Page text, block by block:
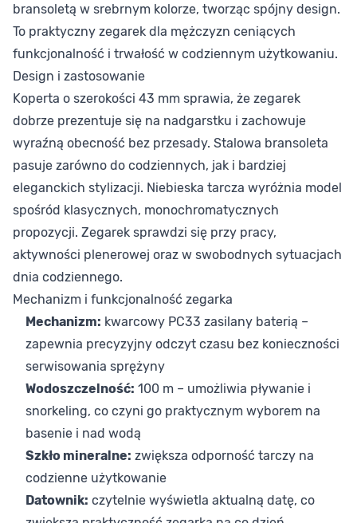
bransoletą w srebrnym kolorze, tworząc spójny design.
To praktyczny zegarek dla mężczyzn ceniących
funkcjonalność i trwałość w codziennym użytkowaniu.
Design i zastosowanie
Koperta o szerokości 43 mm sprawia, że zegarek
dobrze prezentuje się na nadgarstku i zachowuje
wyraźną obecność bez przesady. Stalowa bransoleta
pasuje zarówno do codziennych, jak i bardziej
eleganckich stylizacji. Niebieska tarcza wyróżnia model
spośród klasycznych, monochromatycznych
propozycji. Zegarek sprawdzi się przy pracy,
aktywności plenerowej oraz w swobodnych sytuacjach
dnia codziennego.
Mechanizm i funkcjonalność zegarka
Mechanizm: kwarcowy PC33 zasilany baterią –
zapewnia precyzyjny odczyt czasu bez konieczności
serwisowania sprężyny
Wodoszczelność: 100 m – umożliwia pływanie i
snorkeling, co czyni go praktycznym wyborem na
basenie i nad wodą
Szkło mineralne: zwiększa odporność tarczy na
codzienne użytkowanie
Datownik: czytelnie wyświetla aktualną datę, co